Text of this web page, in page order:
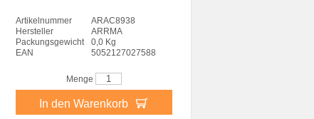
Artikelnummer
ARAC8938
Hersteller
ARRMA
Packungsgewicht
0,0 Kg
EAN
5052127027588
Menge
In den Warenkorb